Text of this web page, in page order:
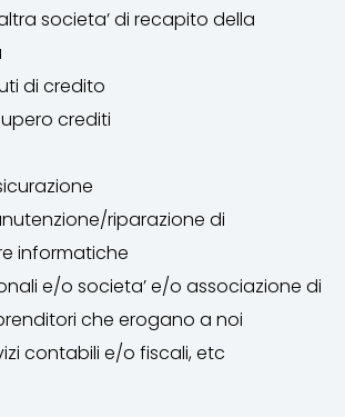
societa’ di recapito della
di credito
crediti
riparazione di
informatiche
e/o societa’ e/o associazione di
che erogano a noi
contabili e/o fiscali, etc